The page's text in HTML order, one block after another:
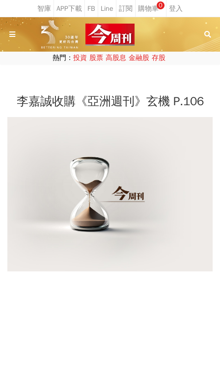
0
熱門： 投資 股票 高股息 金融股 存股
李嘉誠收購《亞洲週刊》玄機 P.106